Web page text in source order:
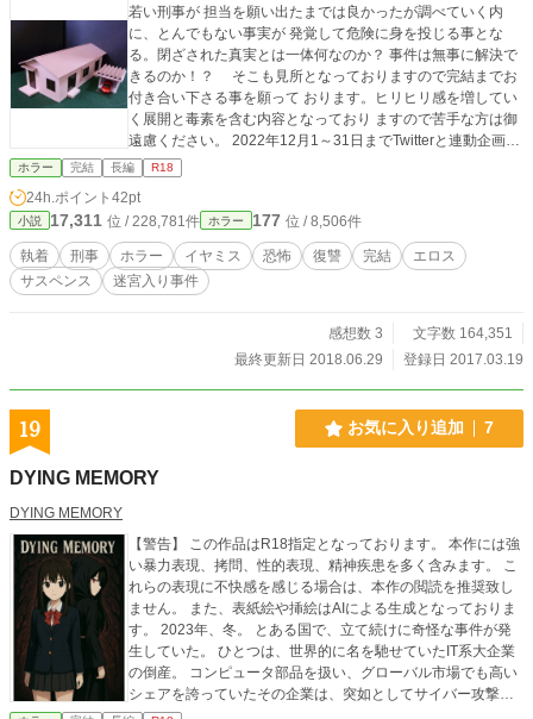
若い刑事が 担当を願い出たまでは良かったが調べていく内
に、とんでもない事実が 発覚して危険に身を投じる事とな
る。閉ざされた真実とは一体何なのか？ 事件は無事に解決で
きるのか！？ そこも見所となっておりますので完結までお
付き合い下さる事を願って おります。ヒリヒリ感を増してい
く展開と毒素を含む内容となっており ますので苦手な方は御
遠慮ください。 2022年12月1～31日までTwitterと連動企画し
ます！ 詳しくは近況ボードにて確認下さい。 皆様、今年も
後１ヶ月と少しですが宜しくお願いします！ お気に入り登録
＆感想（短くてもＯＫです）も、お待ちしております♪ ＊毎
年（節目）、読み返してみると好きなキャラが変わったり、
感じ方 や受け取り方も違ってくる内容となっております。
ホラー 完結 長編 R18
24h.ポイント 42pt
小説 17,311 位 / 228,781件 ホラー 177 位 / 8,506件
執着 刑事 ホラー イヤミス 恐怖 復讐 完結
エロス
サスペンス
迷宮入り事件
感想数 3
文字数 164,351
最終更新日 2018.06.29
登録日 2017.03.19
19 お気に入り追加 7
DYING MEMORY
DYING MEMORY
【警告】 この作品はR18指定となっております。 本作には強
い暴力表現、拷問、性的表現、精神疾患を多く含みます。 こ
れらの表現に不快感を感じる場合は、本作の閲読を推奨致し
ません。 また、表紙絵や挿絵はAIによる生成となっておりま
す。 2023年、冬。 とある国で、立て続けに奇怪な事件が発
生していた。 ひとつは、世界的に名を馳せていたIT系大企業
の倒産。 コンピュータ部品を扱い、グローバル市場でも高い
シェアを誇っていたその企業は、突如としてサイバー攻撃を
受け、企業と連携していた複数のデジタル口座から、1億ユー